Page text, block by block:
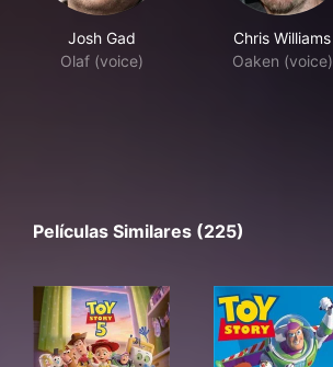
Josh Gad
Olaf (voice)
Chris Williams
Oaken (voice)
Películas Similares (225)